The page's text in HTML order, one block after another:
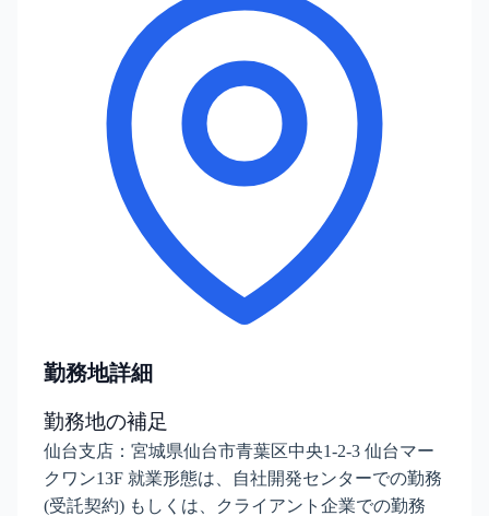
勤務地詳細
勤務地の補足
仙台支店：宮城県仙台市青葉区中央1-2-3 仙台マー
クワン13F 就業形態は、自社開発センターでの勤務
(受託契約) もしくは、クライアント企業での勤務